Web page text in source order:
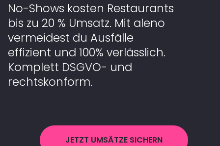
No-Shows kosten Restaurants
bis zu 20 % Umsatz. Mit aleno
vermeidest du Ausfälle
effizient und 100% verlässlich.
Komplett DSGVO- und
rechtskonform.
JETZT UMSÄTZE SICHERN